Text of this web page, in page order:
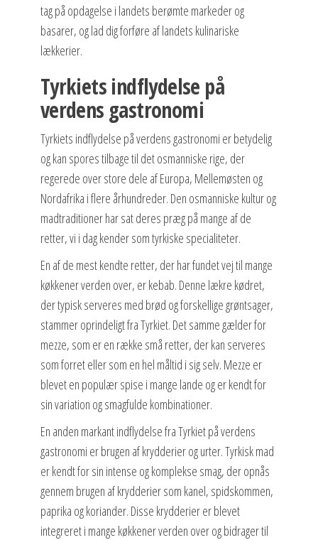
tag på opdagelse i landets berømte markeder og
basarer, og lad dig forføre af landets kulinariske
lækkerier.
Tyrkiets indflydelse på
verdens gastronomi
Tyrkiets indflydelse på verdens gastronomi er betydelig
og kan spores tilbage til det osmanniske rige, der
regerede over store dele af Europa, Mellemøsten og
Nordafrika i flere århundreder. Den osmanniske kultur og
madtraditioner har sat deres præg på mange af de
retter, vi i dag kender som tyrkiske specialiteter.
En af de mest kendte retter, der har fundet vej til mange
køkkener verden over, er kebab. Denne lækre kødret,
der typisk serveres med brød og forskellige grøntsager,
stammer oprindeligt fra Tyrkiet. Det samme gælder for
mezze, som er en række små retter, der kan serveres
som forret eller som en hel måltid i sig selv. Mezze er
blevet en populær spise i mange lande og er kendt for
sin variation og smagfulde kombinationer.
En anden markant indflydelse fra Tyrkiet på verdens
gastronomi er brugen af krydderier og urter. Tyrkisk mad
er kendt for sin intense og komplekse smag, der opnås
gennem brugen af krydderier som kanel, spidskommen,
paprika og koriander. Disse krydderier er blevet
integreret i mange køkkener verden over og bidrager til